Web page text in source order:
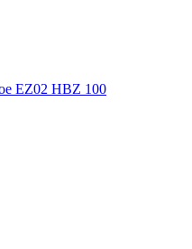
EZ02 HBZ 100